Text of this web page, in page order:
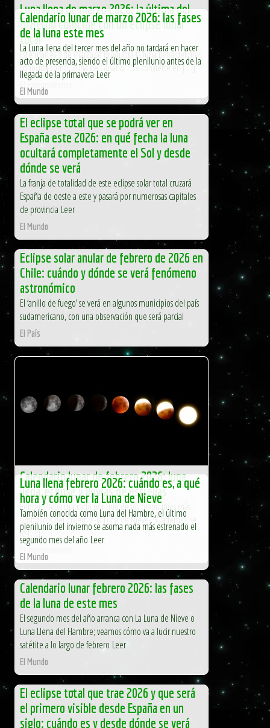
Luna llena de marzo 2026: la última del
invierno coincide con un eclipse lunar
total
Este martes 3 de marzo se producirá la luna llena del mes,
conocida como "Luna de Gusano". Se convierte en […]
Calendario lunar de marzo 2026: las fases
de la luna este mes
La Luna llena del tercer mes del año no tardará en hacer
acto de presencia, siendo el último plenilunio antes de la
llegada de la primavera Leer
El Mundo
El eclipse total que se podrá ver en
España este 2026: en qué fecha la luna
ocultará completamente el Sol y desde
dónde se verá
La franja de totalidad de este eclipse solar total cruzará
España de oeste a este y pasará por numerosas capitales
de provincia Leer
El Mundo
Eclipse solar anular de febrero de 2026 en
Chile: cuándo y dónde se verá fenómeno
astronómico
El ‘anillo de fuego’ se verá en algunos municipios del país
sudamericano, con una observación que será parcial
El País
Calendario lunar de febrero 2026: luna
llena, eclipse y lluvias de estrellas
Febrero llega marcado por uno de los plenilunios más
simbólicos del invierno -la Luna de Nieve-. Y, además, se
le […]
Luna llena febrero 2026: cuándo es, a qué
hora y cómo ver la Luna de Nieve
También conocida como Luna del Hambre, el último
plenilunio del invierno se asoma nada más estrenado el
segundo mes del año Leer
El Mundo
Calendario lunar febrero 2026: las fases
de la luna de este mes
El segundo mes del año arranca con La Luna de Nieve o
Luna Llena del Hambre; veamos cómo va a lucir nuestro
satétite a lo largo de febrero Leer
El Mundo
El eclipse total que trae 2026 y que será
el primero visible desde España en un
siglo: cuándo es y desde dónde se verá